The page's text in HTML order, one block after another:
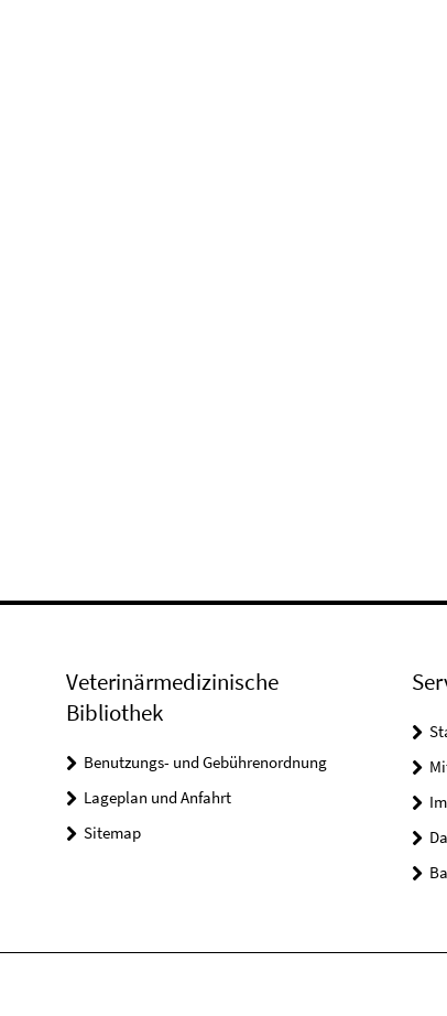
Veterinärmedizinische
Bibliothek
Benutzungs- und Gebührenordnung
Lageplan und Anfahrt
Sitemap